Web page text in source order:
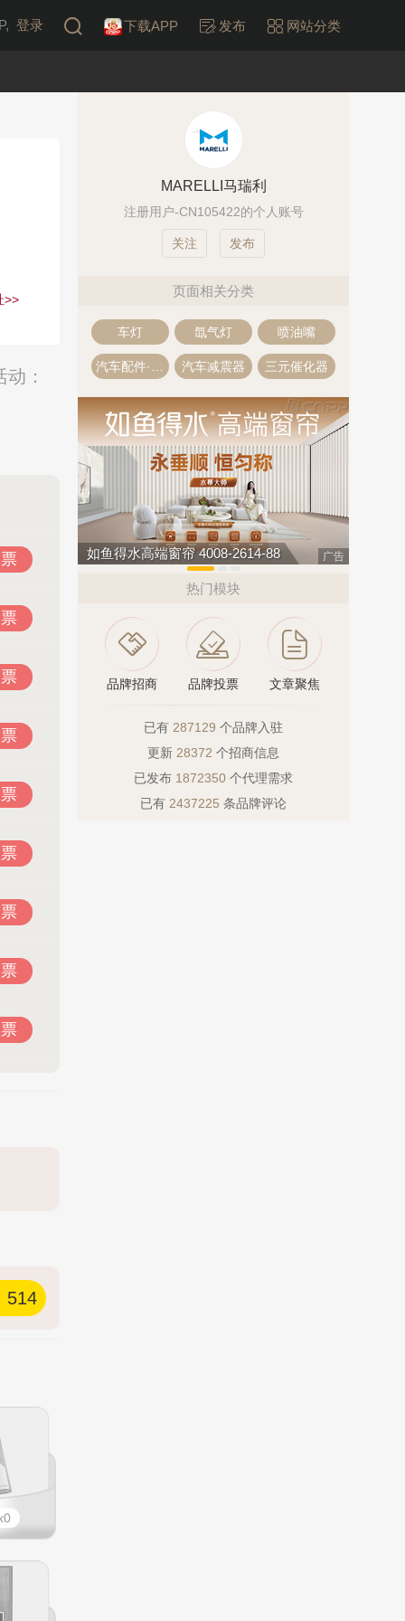
登录 下载APP 发布 网站分类
>>
：
514
MARELLI马瑞利
注册用户-CN105422的个人账号
发布
页面相关分类
车灯 氙气灯 喷油嘴
汽车减震器 三元催化器
肯帝亚KENTIER 4006-026-011 广告
热门模块
品牌招商 品牌投票 文章聚焦
已有 287129 个品牌入驻
更新 28372 个招商信息
已发布 1872350 个代理需求
已有 2437225 条品牌评论